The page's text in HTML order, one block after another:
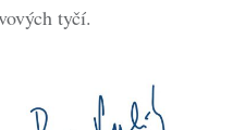
tyčí.